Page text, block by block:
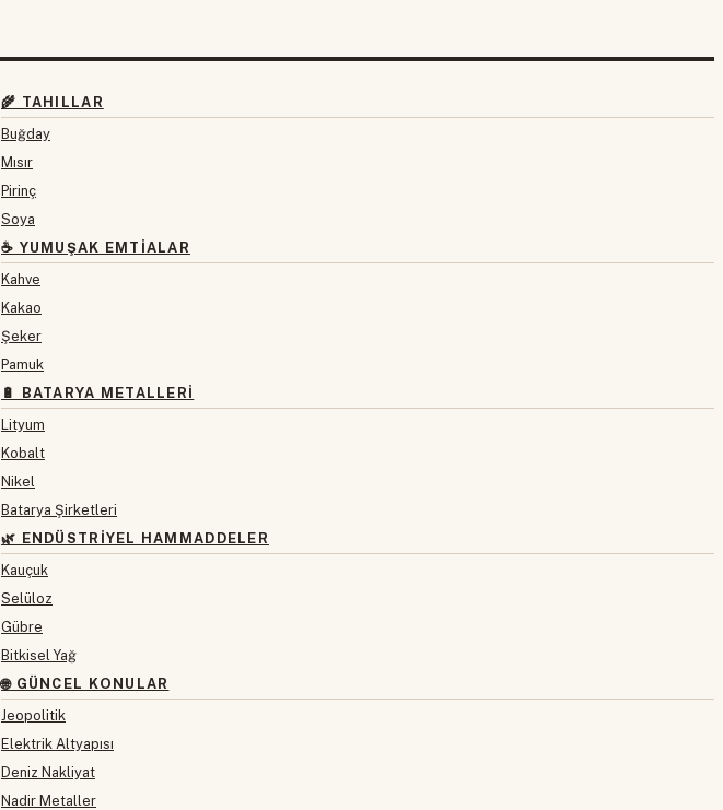
🌾 TAHILLAR
Buğday
Mısır
Pirinç
Soya
☕ YUMUŞAK EMTIALAR
Kahve
Kakao
Şeker
Pamuk
🔋 BATARYA METALLERI
Lityum
Kobalt
Nikel
Batarya Şirketleri
🌿 ENDÜSTRIYEL HAMMADDELER
Kauçuk
Selüloz
Gübre
Bitkisel Yağ
🌐 GÜNCEL KONULAR
Jeopolitik
Elektrik Altyapısı
Deniz Nakliyat
Nadir Metaller